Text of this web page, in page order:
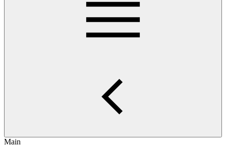
Main